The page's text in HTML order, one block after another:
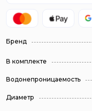
Бренд
В комплекте
Водонепроницаемость
Диаметр